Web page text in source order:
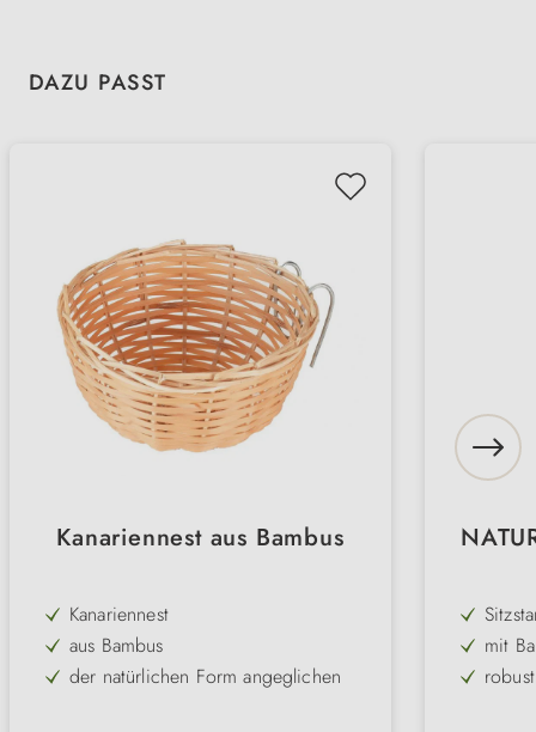
Produktgalerie überspringen
DAZU PASST
Kanariennest aus Bambus
Kanariennest
aus Bambus
der natürlichen Form angeglichen
mit
Holz
robust